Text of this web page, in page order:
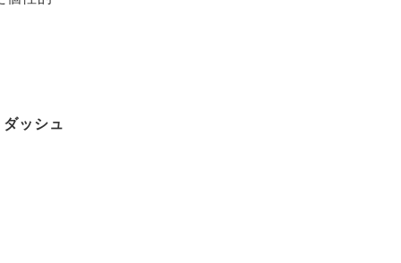
ッシュ